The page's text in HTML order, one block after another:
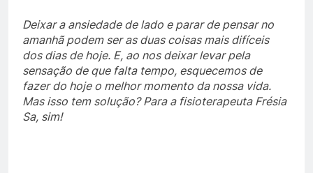
Deixar a ansiedade de lado e parar de pensar no
amanhã podem ser as duas coisas mais difíceis
dos dias de hoje. E, ao nos deixar levar pela
sensação de que falta tempo, esquecemos de
fazer do hoje o melhor momento da nossa vida.
Mas isso tem solução? Para a fisioterapeuta Frésia
Sa, sim!